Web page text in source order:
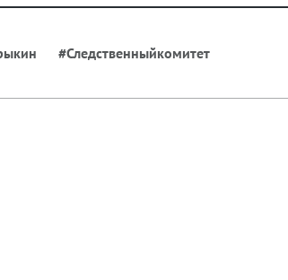
#Следственныйкомитет